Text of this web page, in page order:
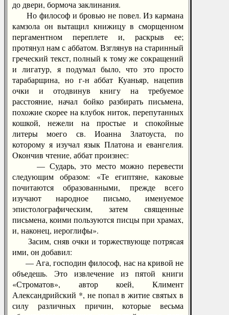
до двери, бормоча заклинания.
Но философ и бровью не повел. Из кармана
камзола он вытащил книжицу в сморщенном
пергаментном переплете и, раскрыв ее;
протянул нам с аббатом. Взглянув на старинный
греческий текст, полный к тому же сокращений
и лигатур, я подумал было, что это просто
тарабарщина, но г-н аббат Куаньяр, нацепив
очки и отодвинув книгу на требуемое
расстояние, начал бойко разбирать письмена,
похожие скорее на клубок ниток, перепутанных
кошкой, нежели на простые и спокойные
литеры моего св. Иоанна Златоуста, по
которому я изучал язык Платона и евангелия.
Окончив чтение, аббат произнес:
— Сударь, это место можно перевести
следующим образом: «Те египтяне, каковые
почитаются образованными, прежде всего
изучают народное письмо, именуемое
эпистолографическим, затем священные
письмена, коими пользуются писцы при храмах,
и, наконец, иероглифы».
Засим, сняв очки и торжествующе потрясая
ими, он добавил:
— Ага, господин философ, нас на кривой не
объедешь. Это извлечение из пятой книги
«Строматов», автор коей, Климент
Александрийский *, не попал в житие святых в
силу различных причин, которые весьма